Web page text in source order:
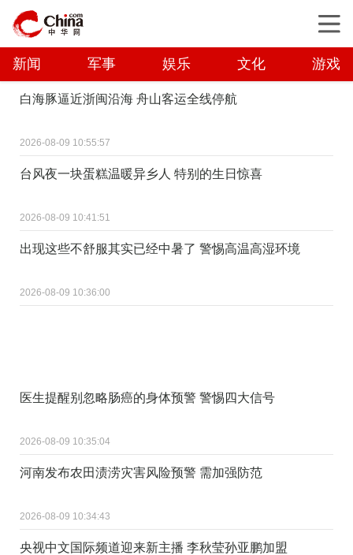
新闻 军事 娱乐 文化 游戏
白海豚逼近浙闽沿海 舟山客运全线停航
2026-08-09 10:55:57
台风夜一块蛋糕温暖异乡人 特别的生日惊喜
2026-08-09 10:41:51
出现这些不舒服其实已经中暑了 警惕高温高湿环境
2026-08-09 10:36:00
医生提醒别忽略肠癌的身体预警 警惕四大信号
2026-08-09 10:35:04
河南发布农田渍涝灾害风险预警 需加强防范
2026-08-09 10:34:43
央视中文国际频道迎来新主播 李秋莹孙亚鹏加盟